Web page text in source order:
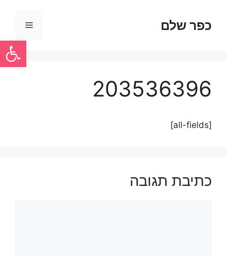
פתח
כפר שלם
203536396
[all-fields]
כתיבת תגובה